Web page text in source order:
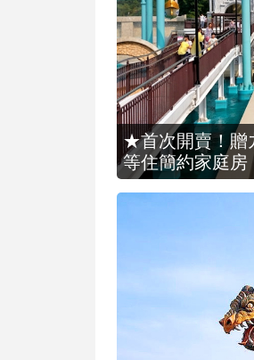
★首次開賣！贈
等住簡約家庭房